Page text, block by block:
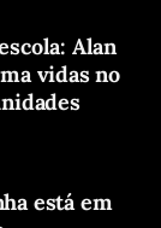
Alan
vidas no
está em